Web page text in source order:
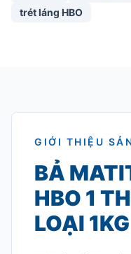
trét láng HBO
GIỚI THIỆU
BẢ
HBO 1
LOẠI